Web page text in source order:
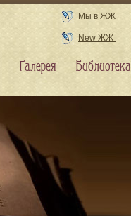
Мы в ЖЖ
New ЖЖ
Галерея Библиотека